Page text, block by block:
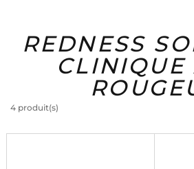
Solaire Homme Marques
REDNESS
CLINIQUE
4 produit(s)